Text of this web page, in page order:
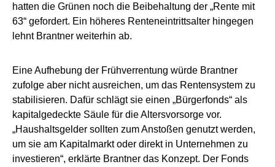
hatten die Grünen noch die Beibehaltung der „Rente mit
63“ gefordert. Ein höheres Renteneintrittsalter hingegen
lehnt Brantner weiterhin ab.
Eine Aufhebung der Frühverrentung würde Brantner
zufolge aber nicht ausreichen, um das Rentensystem zu
stabilisieren. Dafür schlägt sie einen „Bürgerfonds“ als
kapitalgedeckte Säule für die Altersvorsorge vor.
„Haushaltsgelder sollten zum Anstoßen genutzt werden,
um sie am Kapitalmarkt oder direkt in Unternehmen zu
investieren“, erklärte Brantner das Konzept. Der Fonds